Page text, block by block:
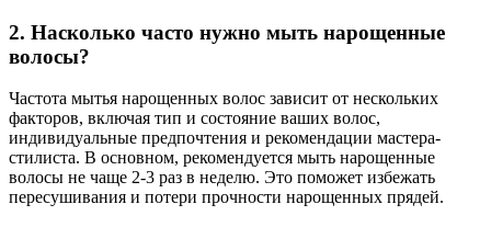
2. Насколько часто нужно мыть нарощенные
волосы?
Частота мытья нарощенных волос зависит от нескольких
факторов, включая тип и состояние ваших волос,
индивидуальные предпочтения и рекомендации мастера-
стилиста. В основном, рекомендуется мыть нарощенные
волосы не чаще 2-3 раз в неделю. Это поможет избежать
пересушивания и потери прочности нарощенных прядей.